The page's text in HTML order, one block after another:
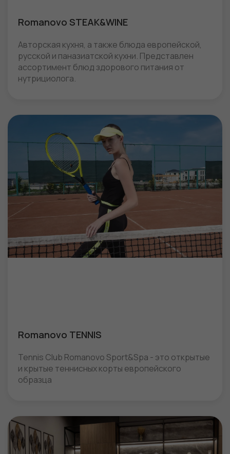
Romanovo STEAK&WINE
Авторская кухня, а также блюда европейской,
русской и паназиатской кухни. Представлен
ассортимент блюд здорового питания от
нутрициолога.
Romanovo TENNIS
Tennis Club Romanovo Sport&Spa - это открытые
и крытые теннисных корты европейского
образца